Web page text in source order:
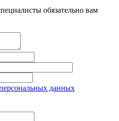
обязательно вам
данных